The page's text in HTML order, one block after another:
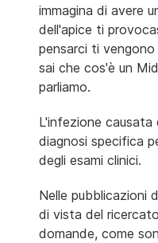
immagina di avere
dell'apice ti
pensarci ti
sai che cos'è un
parliamo.
L'infezione causata
diagnosi specifica
degli esami clinici.
Nelle pubblicazioni
di vista del
domande, come